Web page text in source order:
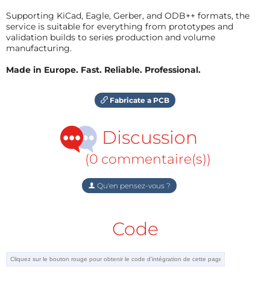
Supporting KiCad, Eagle, Gerber, and ODB++ formats, the
service is suitable for everything from prototypes and
validation builds to series production and volume
manufacturing.
Made in Europe. Fast. Reliable. Professional.
Fabricate a PCB
Discussion
(0 commentaire(s))
Qu'en pensez-vous ?
Code